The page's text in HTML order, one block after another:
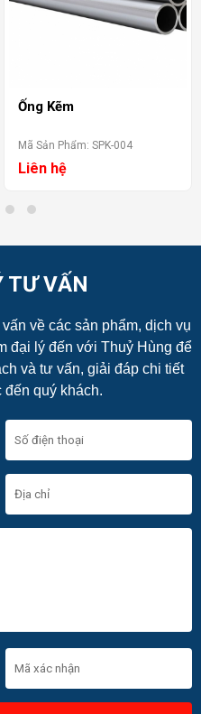
Ống Kẽm
Mã Sản Phẩm: SPK-004
Liên hệ
TƯ VẤN
về các sản phẩm, dịch vụ
đại lý đến với Thuỷ Hùng để
và tư vấn, giải đáp chi tiết
đến quý khách.